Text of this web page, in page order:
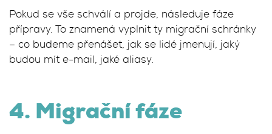
Pokud se vše schválí a projde, následuje fáze
přípravy. To znamená vyplnit ty migrační schránky
– co budeme přenášet, jak se lidé jmenují, jaký
budou mít e-mail, jaké aliasy.
4. Migrační fáze